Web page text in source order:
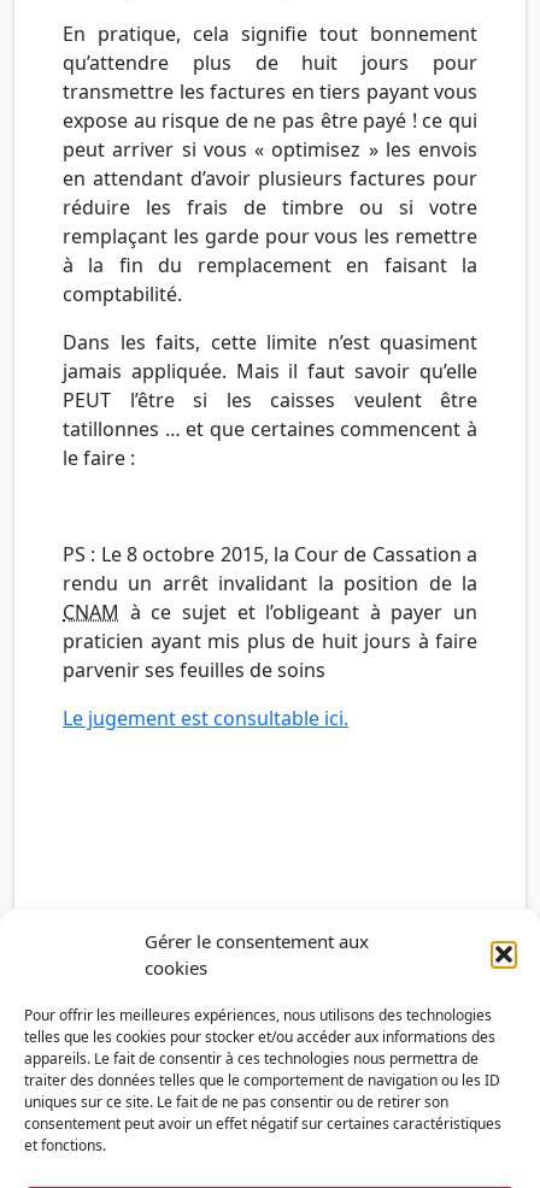
Gérer le consentement aux
cookies
Pour offrir les meilleures expériences, nous utilisons des technologies
telles que les cookies pour stocker et/ou accéder aux informations des
appareils. Le fait de consentir à ces technologies nous permettra de
traiter des données telles que le comportement de navigation ou les ID
uniques sur ce site. Le fait de ne pas consentir ou de retirer son
consentement peut avoir un effet négatif sur certaines caractéristiques
et fonctions.
En pratique, cela signifie tout bonnement
qu’attendre plus de huit jours pour
transmettre les factures en tiers payant vous
expose au risque de ne pas être payé ! ce qui
peut arriver si vous « optimisez » les envois
en attendant d’avoir plusieurs factures pour
réduire les frais de timbre ou si votre
remplaçant les garde pour vous les remettre
à la fin du remplacement en faisant la
comptabilité.
Dans les faits, cette limite n’est quasiment
jamais appliquée. Mais il faut savoir qu’elle
PEUT l’être si les caisses veulent être
tatillonnes … et que certaines commencent à
le faire :
PS : Le 8 octobre 2015, la Cour de Cassation a
rendu un arrêt invalidant la position de la
CNAM à ce sujet et l’obligeant à payer un
praticien ayant mis plus de huit jours à faire
parvenir ses feuilles de soins
Le jugement est consultable ici.